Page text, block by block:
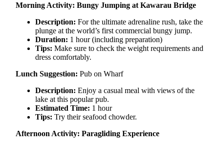
Morning Activity: Bungy Jumping at Kawarau Bridge
Description: For the ultimate adrenaline rush, take the
plunge at the world’s first commercial bungy jump.
Duration: 1 hour (including preparation)
Tips: Make sure to check the weight requirements and
dress comfortably.
Lunch Suggestion: Pub on Wharf
Description: Enjoy a casual meal with views of the
lake at this popular pub.
Estimated Time: 1 hour
Tips: Try their seafood chowder.
Afternoon Activity: Paragliding Experience